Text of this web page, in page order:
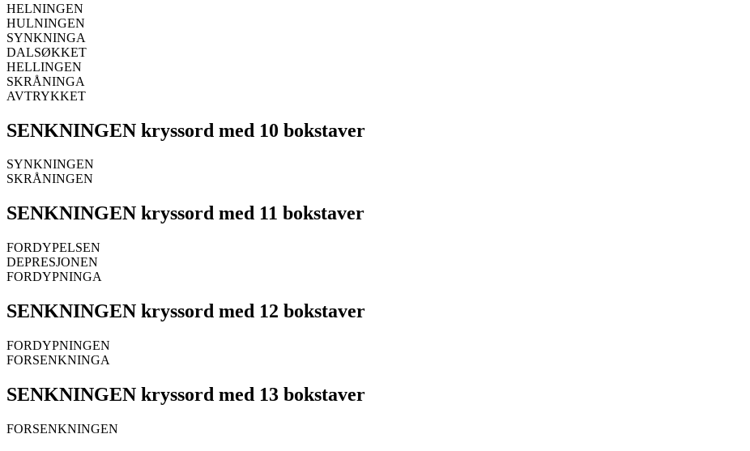
HELNINGEN
HULNINGEN
SYNKNINGA
DALSØKKET
HELLINGEN
SKRÅNINGA
AVTRYKKET
SENKNINGEN kryssord med 10 bokstaver
SYNKNINGEN
SKRÅNINGEN
SENKNINGEN kryssord med 11 bokstaver
FORDYPELSEN
DEPRESJONEN
FORDYPNINGA
SENKNINGEN kryssord med 12 bokstaver
FORDYPNINGEN
FORSENKNINGA
SENKNINGEN kryssord med 13 bokstaver
FORSENKNINGEN